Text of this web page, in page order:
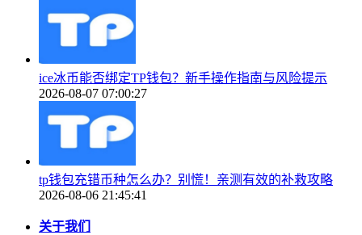
ice冰币能否绑定TP钱包？新手操作指南与风险提示
2026-08-07 07:00:27
tp钱包充错币种怎么办？别慌！亲测有效的补救攻略
2026-08-06 21:45:41
关于我们